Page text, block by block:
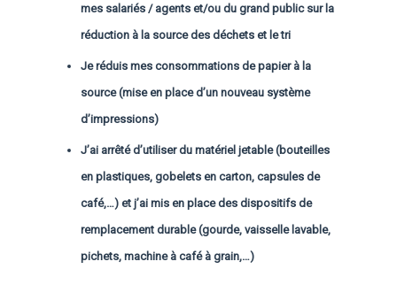
mes salariés / agents et/ou du grand public sur la
réduction à la source des déchets et le tri
Je réduis mes consommations de papier à la
source (mise en place d’un nouveau système
d’impressions)
J’ai arrêté d’utiliser du matériel jetable (bouteilles
en plastiques, gobelets en carton, capsules de
café,…) et j’ai mis en place des dispositifs de
remplacement durable (gourde, vaisselle lavable,
pichets, machine à café à grain,…)